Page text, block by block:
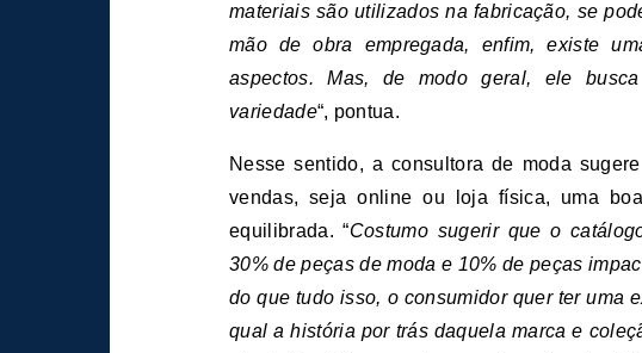
materiais são utilizados na fabricação, se
mão de obra empregada, enfim, existe
aspectos. Mas, de modo geral, ele
variedade“, pontua.
Nesse sentido, a consultora de moda
vendas, seja online ou loja física, uma
equilibrada. “Costumo sugerir que o
30% de peças de moda e 10% de peças
do que tudo isso, o consumidor quer ter uma
qual a história por trás daquela marca e